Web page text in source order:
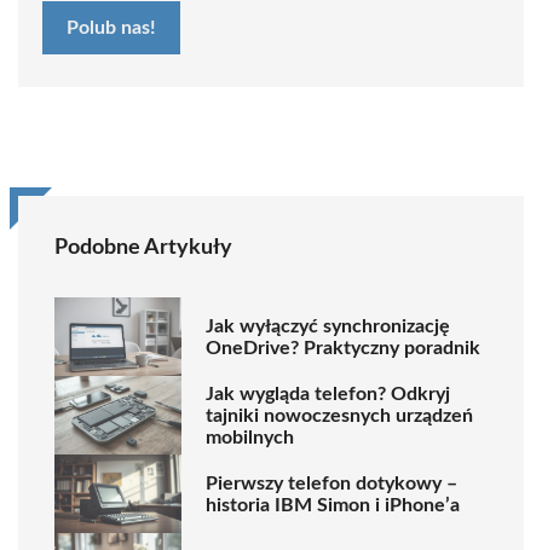
Polub nas!
Podobne Artykuły
Jak wyłączyć synchronizację
OneDrive? Praktyczny poradnik
Jak wygląda telefon? Odkryj
tajniki nowoczesnych urządzeń
mobilnych
Pierwszy telefon dotykowy –
historia IBM Simon i iPhone’a